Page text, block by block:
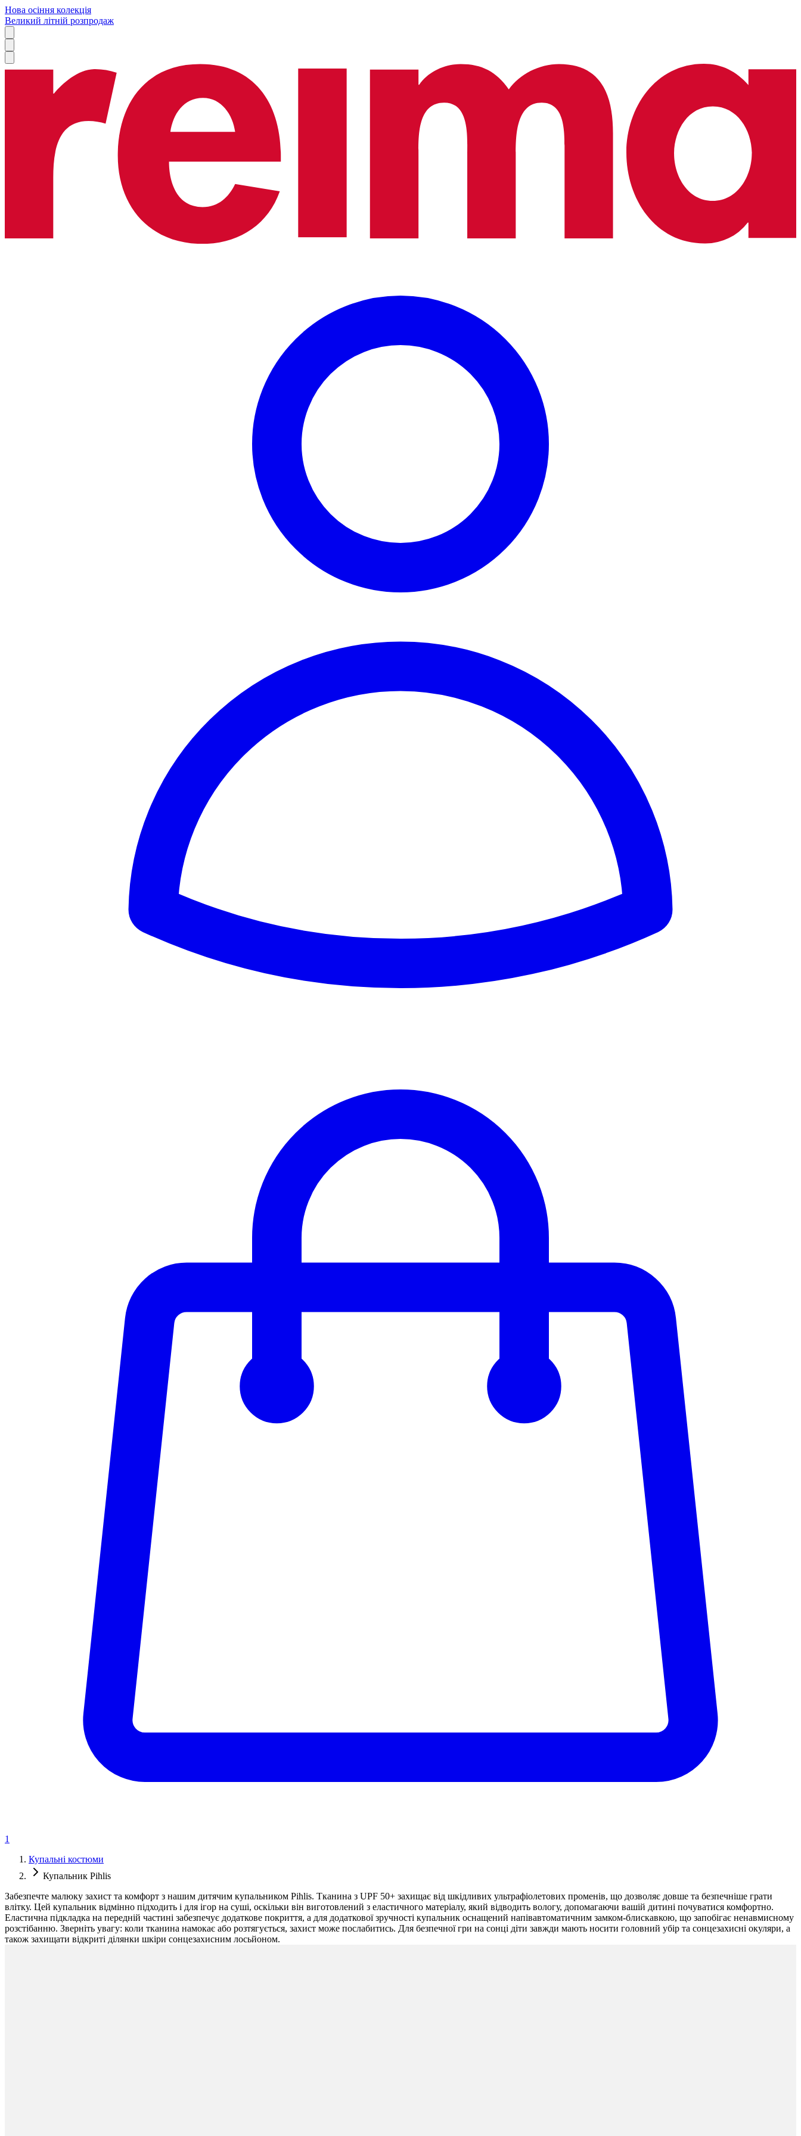
Нова осіння колекція
Великий літній розпродаж
1
Купальні костюми
Купальник Pihlis
Забезпечте малюку захист та комфорт з нашим дитячим купальником Pihlis. Тканина з UPF 50+ захищає від шкідливих ультрафіолетових променів, що дозволяє довше та безпечніше грати
влітку. Цей купальник відмінно підходить і для ігор на суші, оскільки він виготовлений з еластичного матеріалу, який відводить вологу, допомагаючи вашій дитині почуватися комфортно.
Еластична підкладка на передній частині забезпечує додаткове покриття, а для додаткової зручності купальник оснащений напівавтоматичним замком-блискавкою, що запобігає ненавмисному
розстібанню. Зверніть увагу: коли тканина намокає або розтягується, захист може послабитись. Для безпечної гри на сонці діти завжди мають носити головний убір та сонцезахисні окуляри, а
також захищати відкриті ділянки шкіри сонцезахисним лосьйоном.